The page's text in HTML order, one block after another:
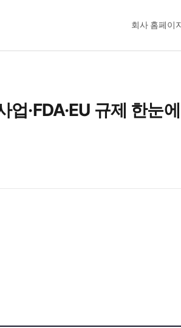
회사 홈페이
·FDA·EU 규제 한눈에